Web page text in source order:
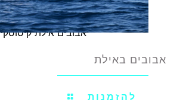
אבובים אילת קיסוסקי
אבובים באילת
להזמנות